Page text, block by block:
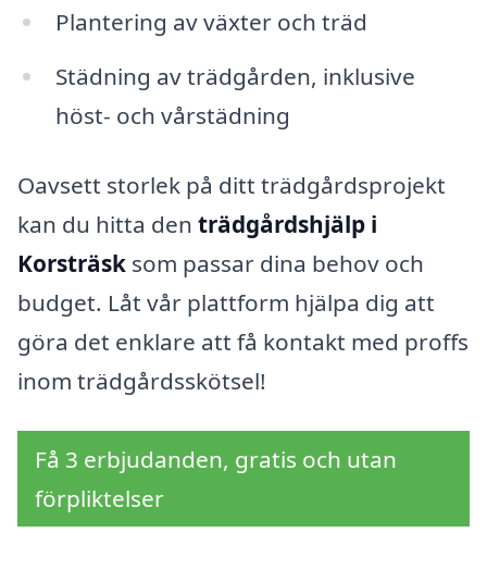
Plantering av växter och träd
Städning av trädgården, inklusive
höst- och vårstädning
Oavsett storlek på ditt trädgårdsprojekt
kan du hitta den trädgårdshjälp i
Korsträsk som passar dina behov och
budget. Låt vår plattform hjälpa dig att
göra det enklare att få kontakt med proffs
inom trädgårdsskötsel!
Få 3 erbjudanden, gratis och utan
förpliktelser